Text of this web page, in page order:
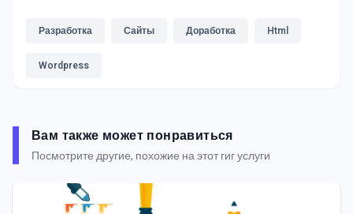
Разработка Сайты Доработка Html
Wordpress
Вам также может понравиться
Посмотрите другие, похожие на этот гиг услуги